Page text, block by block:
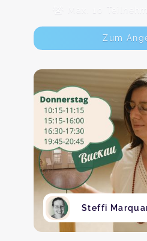
Max. 10
Zum
Steffi